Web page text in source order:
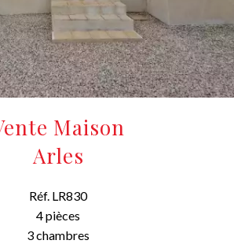
Maison
Arles
Réf. LR830
4 pièces
3 chambres